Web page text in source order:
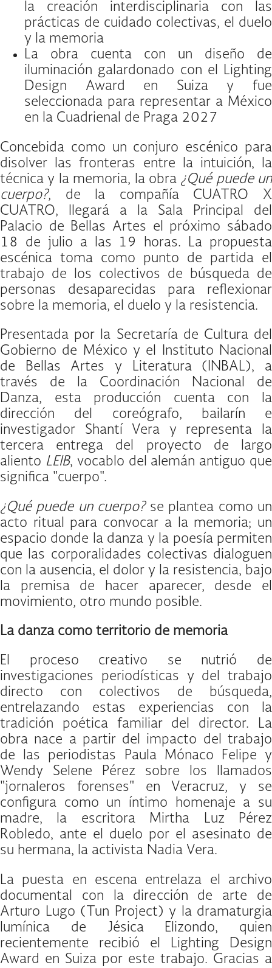
la creación interdisciplinaria con las
prácticas de cuidado colectivas, el duelo
y la memoria
La obra cuenta con un diseño de
iluminación galardonado con el Lighting
Design Award en Suiza y fue
seleccionada para representar a México
en la Cuadrienal de Praga 2027
Concebida como un conjuro escénico para
disolver las fronteras entre la intuición, la
técnica y la memoria, la obra ¿Qué puede un
cuerpo?, de la compañía CUATRO X
CUATRO, llegará a la Sala Principal del
Palacio de Bellas Artes el próximo sábado
18 de julio a las 19 horas. La propuesta
escénica toma como punto de partida el
trabajo de los colectivos de búsqueda de
personas desaparecidas para reflexionar
sobre la memoria, el duelo y la resistencia.
Presentada por la Secretaría de Cultura del
Gobierno de México y el Instituto Nacional
de Bellas Artes y Literatura (INBAL), a
través de la Coordinación Nacional de
Danza, esta producción cuenta con la
dirección del coreógrafo, bailarín e
investigador Shantí Vera y representa la
tercera entrega del proyecto de largo
aliento LEIB, vocablo del alemán antiguo que
significa "cuerpo".
¿Qué puede un cuerpo?se plantea como un
acto ritual para convocar a la memoria; un
espacio donde la danza y la poesía permiten
que las corporalidades colectivas dialoguen
con la ausencia, el dolor y la resistencia, bajo
la premisa de hacer aparecer, desde el
movimiento, otro mundo posible.
La danza como territorio de memoria
El proceso creativo se nutrió de
investigaciones periodísticas y del trabajo
directo con colectivos de búsqueda,
entrelazando estas experiencias con la
tradición poética familiar del director. La
obra nace a partir del impacto del trabajo
de las periodistas Paula Mónaco Felipe y
Wendy Selene Pérez sobre los llamados
"jornaleros forenses" en Veracruz, y se
configura como un íntimo homenaje a su
madre, la escritora Mirtha Luz Pérez
Robledo, ante el duelo por el asesinato de
su hermana, la activista Nadia Vera.
La puesta en escena entrelaza el archivo
documental con la dirección de arte de
Arturo Lugo (Tun Project) y la dramaturgia
lumínica de Jésica Elizondo, quien
recientemente recibió el Lighting Design
Award en Suiza por este trabajo. Gracias a